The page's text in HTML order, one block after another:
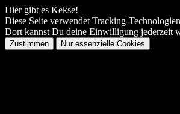
Hier gibt es Kekse!
Diese Seite verwendet Tracking-
Dort kannst Du deine Einwilligung jederzeit